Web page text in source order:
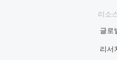
리소
글로
리서